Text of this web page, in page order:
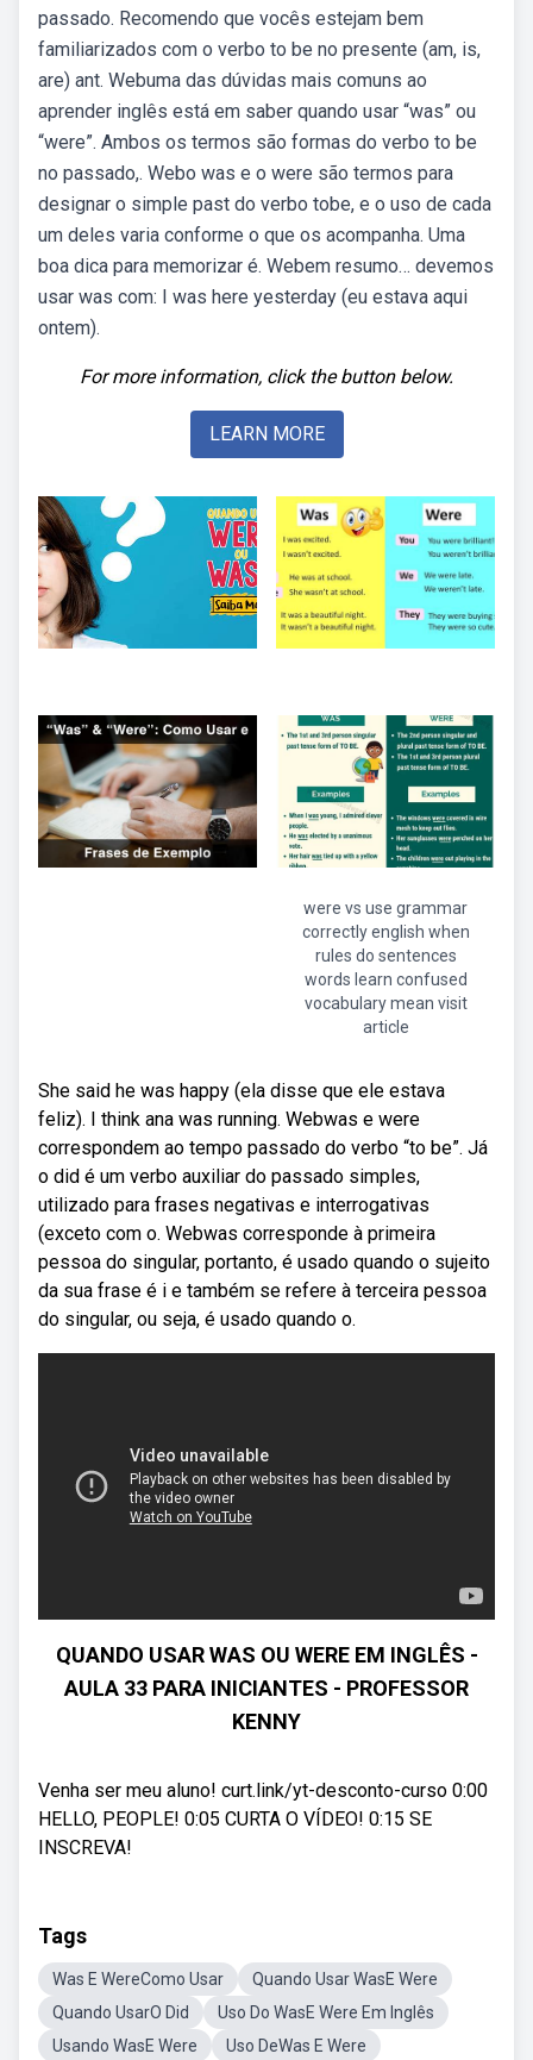
passado. Recomendo que vocês estejam bem
familiarizados com o verbo to be no presente (am, is,
are) ant. Webuma das dúvidas mais comuns ao
aprender inglês está em saber quando usar “was” ou
“were”. Ambos os termos são formas do verbo to be
no passado,. Webo was e o were são termos para
designar o simple past do verbo tobe, e o uso de cada
um deles varia conforme o que os acompanha. Uma
boa dica para memorizar é. Webem resumo… devemos
usar was com: I was here yesterday (eu estava aqui
ontem).
For more information, click the button below.
LEARN MORE
were vs use grammar
correctly english when
rules do sentences
words learn confused
vocabulary mean visit
article
She said he was happy (ela disse que ele estava
feliz). I think ana was running. Webwas e were
correspondem ao tempo passado do verbo “to be”. Já
o did é um verbo auxiliar do passado simples,
utilizado para frases negativas e interrogativas
(exceto com o. Webwas corresponde à primeira
pessoa do singular, portanto, é usado quando o sujeito
da sua frase é i e também se refere à terceira pessoa
do singular, ou seja, é usado quando o.
QUANDO USAR WAS OU WERE EM INGLÊS -
AULA 33 PARA INICIANTES - PROFESSOR
KENNY
Venha ser meu aluno! curt.link/yt-desconto-curso 0:00
HELLO, PEOPLE! 0:05 CURTA O VÍDEO! 0:15 SE
INSCREVA!
Tags
Was E WereComo Usar
Quando Usar WasE Were
Quando UsarO Did
Uso Do WasE Were Em Inglês
Usando WasE Were
Uso DeWas E Were